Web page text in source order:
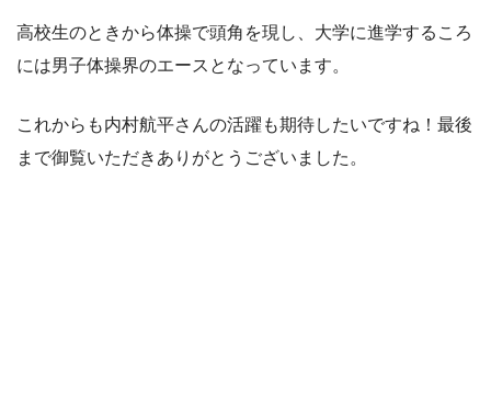
高校生のときから体操で頭角を現し、大学に進学するころ
には男子体操界のエースとなっています。
これからも内村航平さんの活躍も期待したいですね！最後
まで御覧いただきありがとうございました。